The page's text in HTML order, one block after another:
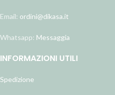
Email: ordini@dikasa.it
Whatsapp: Messaggia
INFORMAZIONI UTILI
Spedizione